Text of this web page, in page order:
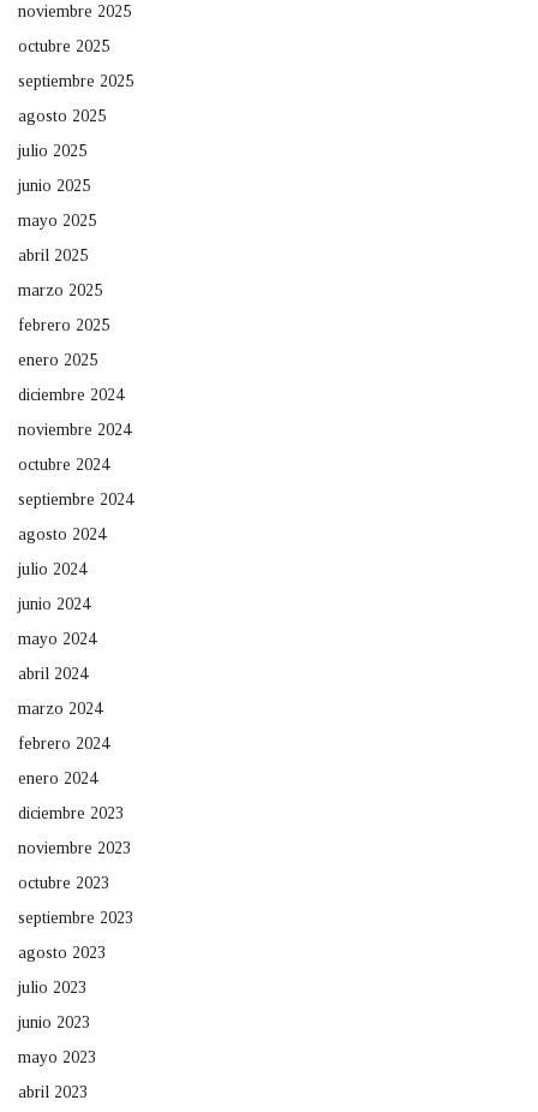
noviembre 2025
octubre 2025
septiembre 2025
agosto 2025
julio 2025
junio 2025
mayo 2025
abril 2025
marzo 2025
febrero 2025
enero 2025
diciembre 2024
noviembre 2024
octubre 2024
septiembre 2024
agosto 2024
julio 2024
junio 2024
mayo 2024
abril 2024
marzo 2024
febrero 2024
enero 2024
diciembre 2023
noviembre 2023
octubre 2023
septiembre 2023
agosto 2023
julio 2023
junio 2023
mayo 2023
abril 2023